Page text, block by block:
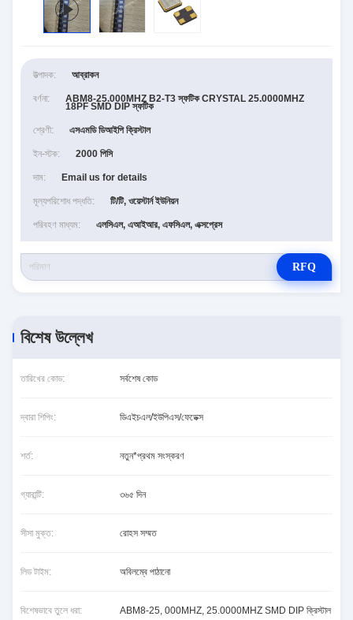
উত্পাদক: আব্রাকন
বর্ণনা: ABM8-25.000MHZ B2-T3 স্ফটিক CRYSTAL 25.0000MHZ
18PF SMD DIP স্ফটিক
শ্রেণী: এসএমডি ডিআইপি ক্রিস্টাল
ইন-স্টক: 2000 পিসি
দাম: Email us for details
মূল্যপরিশোধ পদ্ধতি: টি/টি, ওয়েস্টার্ন ইউনিয়ন
পরিবহণ মাধ্যম: এলসিএল, এআইআর, এফসিএল, এক্সপ্রেস
RFQ
বিশেষ উল্লেখ
তারিখের কোড: সর্বশেষ কোড
দ্বারা শিপিং: ডিএইচএল/ইউপিএস/ফেডেক্স
শর্ত: নতুন*প্রথম সংস্করণ
গ্যারান্টি: ৩৬৫ দিন
সীসা মুক্ত: রোহস সম্মত
লিড টাইম: অবিলম্বে পাঠানো
বিশেষভাবে তুলে ধরা: ABM8-25, 000MHZ, 25.0000MHZ SMD DIP ক্রিস্টাল